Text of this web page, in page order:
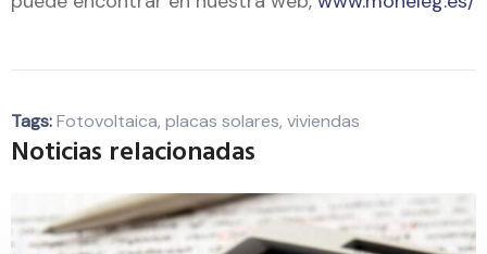
Tags:Fotovoltaica, placas solares, viviendas
Noticias relacionadas